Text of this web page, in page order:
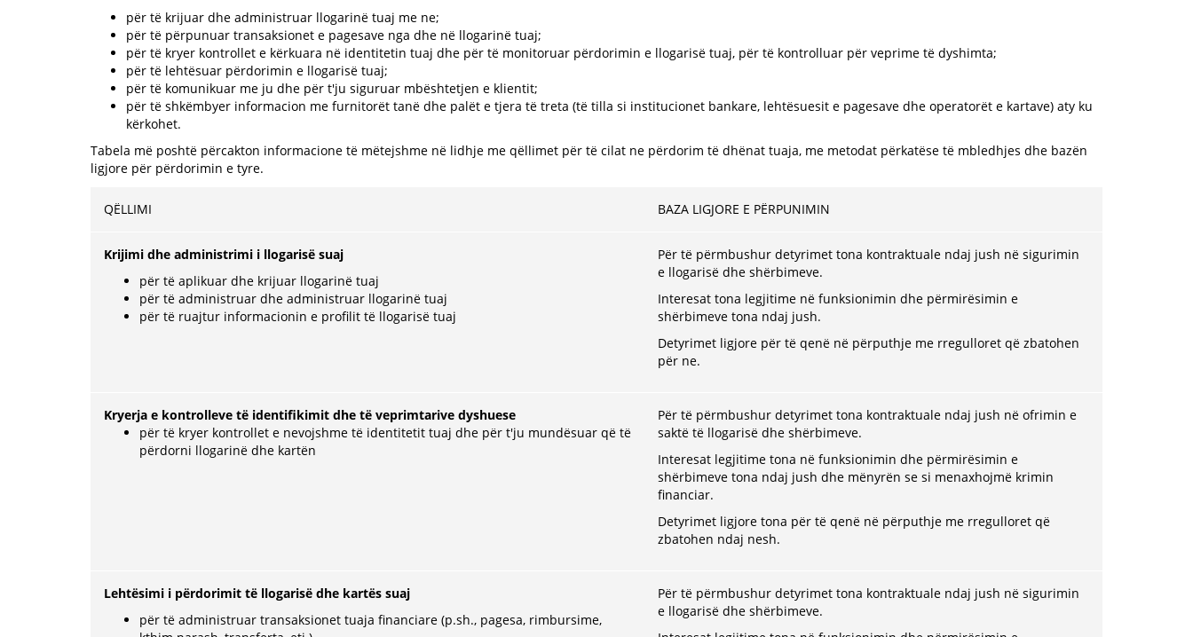
për të krijuar dhe administruar llogarinë tuaj me ne;
për të përpunuar transaksionet e pagesave nga dhe në llogarinë tuaj;
për të kryer kontrollet e kërkuara në identitetin tuaj dhe për të monitoruar përdorimin e llogarisë tuaj, për të kontrolluar për veprime të dyshimta;
për të lehtësuar përdorimin e llogarisë tuaj;
për të komunikuar me ju dhe për t'ju siguruar mbështetjen e klientit;
për të shkëmbyer informacion me furnitorët tanë dhe palët e tjera të treta (të tilla si institucionet bankare, lehtësuesit e pagesave dhe operatorët e kartave) aty ku
kërkohet.
Tabela më poshtë përcakton informacione të mëtejshme në lidhje me qëllimet për të cilat ne përdorim të dhënat tuaja, me metodat përkatëse të mbledhjes dhe bazën
ligjore për përdorimin e tyre.
QËLLIMI BAZA LIGJORE E PËRPUNIMIN
Krijimi dhe administrimi i llogarisë suaj
për të aplikuar dhe krijuar llogarinë tuaj
për të administruar dhe administruar llogarinë tuaj
për të ruajtur informacionin e profilit të llogarisë tuaj
Për të përmbushur detyrimet tona kontraktuale ndaj jush në sigurimin
e llogarisë dhe shërbimeve.
Interesat tona legjitime në funksionimin dhe përmirësimin e
shërbimeve tona ndaj jush.
Detyrimet ligjore për të qenë në përputhje me rregulloret që zbatohen
për ne.
Kryerja e kontrolleve të identifikimit dhe të veprimtarive dyshuese
për të kryer kontrollet e nevojshme të identitetit tuaj dhe për t'ju mundësuar që të
përdorni llogarinë dhe kartën
Për të përmbushur detyrimet tona kontraktuale ndaj jush në ofrimin e
saktë të llogarisë dhe shërbimeve.
Interesat legjitime tona në funksionimin dhe përmirësimin e
shërbimeve tona ndaj jush dhe mënyrën se si menaxhojmë krimin
financiar.
Detyrimet ligjore tona për të qenë në përputhje me rregulloret që
zbatohen ndaj nesh.
Lehtësimi i përdorimit të llogarisë dhe kartës suaj
për të administruar transaksionet tuaja financiare (p.sh., pagesa, rimbursime,
Për të përmbushur detyrimet tona kontraktuale ndaj jush në sigurimin
e llogarisë dhe shërbimeve.